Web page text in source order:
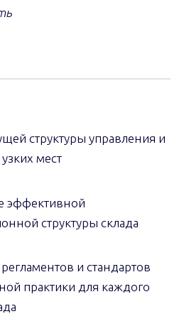
структуры управления и
мест
эффективной
структуры склада
и стандартов
практики для каждого